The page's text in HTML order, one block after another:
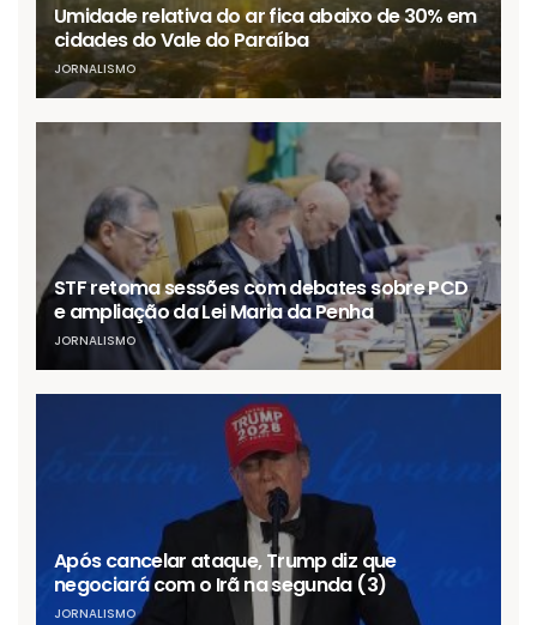
Umidade relativa do ar fica abaixo de 30% em
cidades do Vale do Paraíba
JORNALISMO
STF retoma sessões com debates sobre PCD
e ampliação da Lei Maria da Penha
JORNALISMO
Após cancelar ataque, Trump diz que
negociará com o Irã na segunda (3)
JORNALISMO